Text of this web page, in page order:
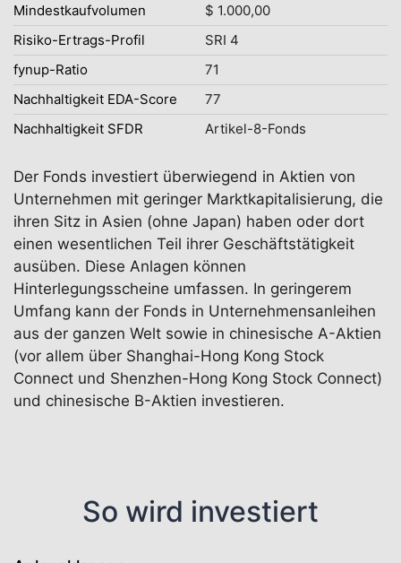
Mindestkaufvolumen
$ 1.000,00
Risiko-Ertrags-Profil
SRI 4
fynup-Ratio
71
Nachhaltigkeit EDA-Score
77
Nachhaltigkeit SFDR
Artikel-8-Fonds
Der Fonds investiert überwiegend in Aktien von
Unternehmen mit geringer Marktkapitalisierung, die
ihren Sitz in Asien (ohne Japan) haben oder dort
einen wesentlichen Teil ihrer Geschäftstätigkeit
ausüben. Diese Anlagen können
Hinterlegungsscheine umfassen. In geringerem
Umfang kann der Fonds in Unternehmensanleihen
aus der ganzen Welt sowie in chinesische A-Aktien
(vor allem über Shanghai-Hong Kong Stock
Connect und Shenzhen-Hong Kong Stock Connect)
und chinesische B-Aktien investieren.
So wird investiert